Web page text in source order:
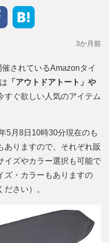
3か月前
されているAmazonタイ
「アウトドアトート」や
すぐ欲しい人気のアイテム
5月8日10時30分現在のも
ありますので、それぞれ販
イズやカラー選択も可能で
ズ・カラーもありますの
さい）。